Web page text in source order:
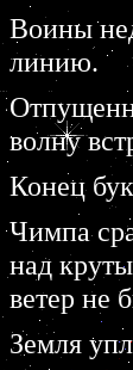
Воины
линию.
волну
Конец
Чимпа
над
ветер не
Земля